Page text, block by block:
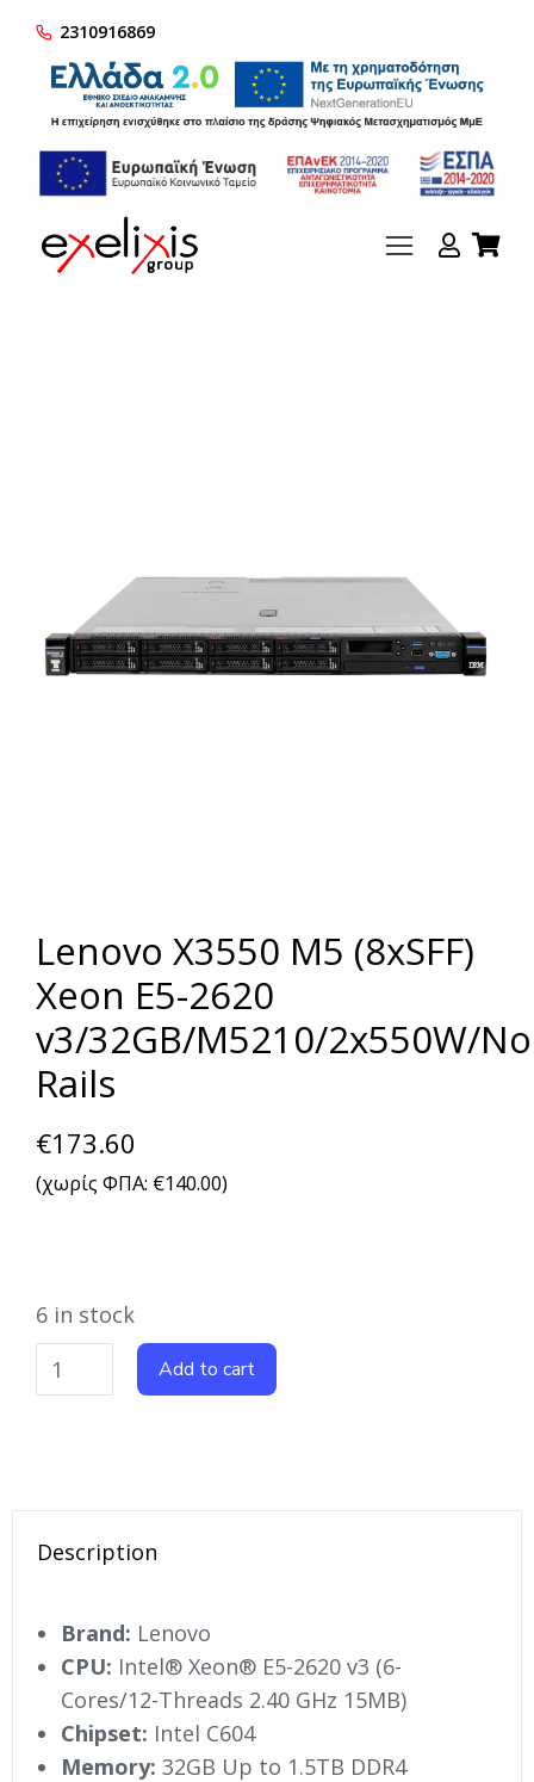
2310916869
Lenovo X3550 M5 (8xSFF)
Xeon E5-2620
v3/32GB/M5210/2x550W/No
Rails
€173.60
(χωρίς ΦΠΑ: €140.00)
6 in stock
Add to cart
Description
Brand: Lenovo
CPU: Intel® Xeon® E5-2620 v3 (6-
Cores/12-Threads 2.40 GHz 15MB)
Chipset: Intel C604
Memory: 32GB Up to 1.5TB DDR4